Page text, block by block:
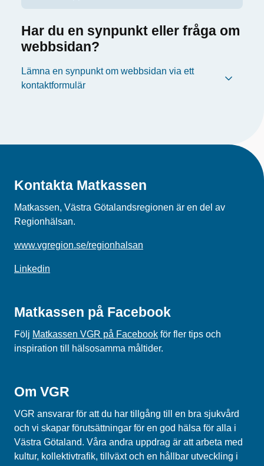
Har du en synpunkt eller fråga om
webbsidan?
Lämna en synpunkt om webbsidan via ett
kontaktformulär
Kontakta Matkassen
Matkassen, Västra Götalandsregionen är en del av
Regionhälsan.
www.vgregion.se/regionhalsan
Linkedin
Matkassen på Facebook
Följ Matkassen VGR på Facebook för fler tips och
inspiration till hälsosamma måltider.
Om VGR
VGR ansvarar för att du har tillgång till en bra sjukvård
och vi skapar förutsättningar för en god hälsa för alla i
Västra Götaland. Våra andra uppdrag är att arbeta med
kultur, kollektivtrafik, tillväxt och en hållbar utveckling i